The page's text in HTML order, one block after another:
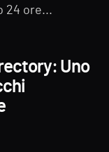
24 ore...
Uno